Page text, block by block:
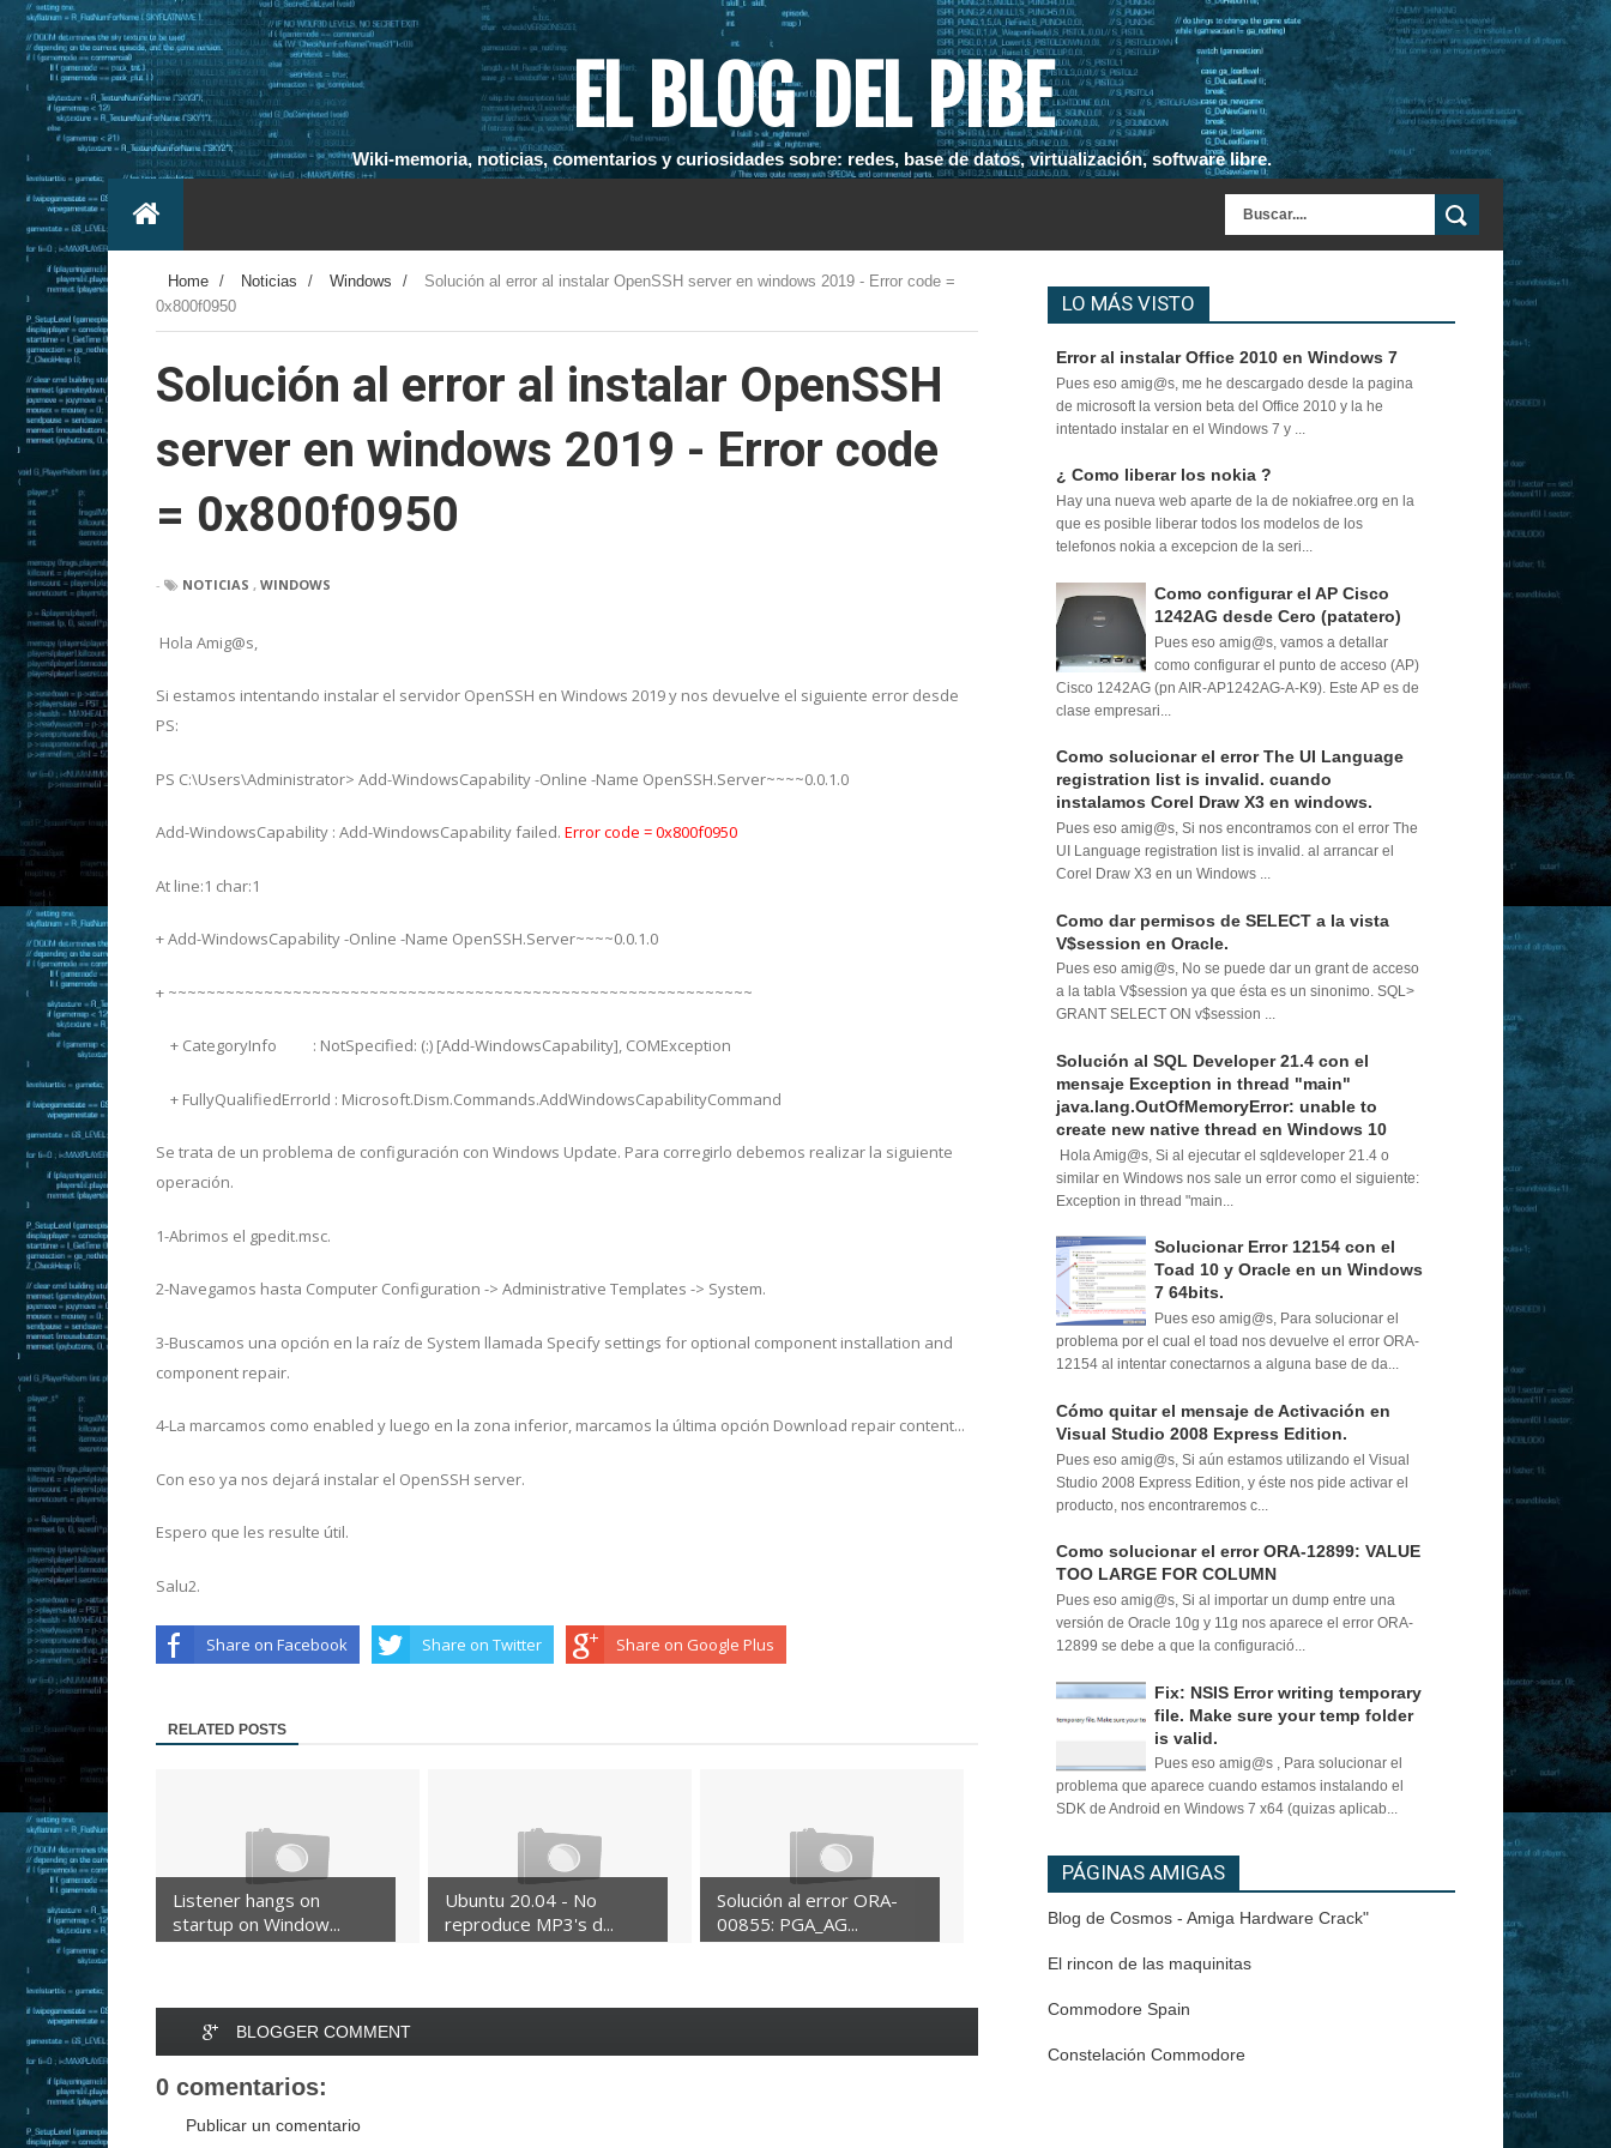
EL BLOG DEL PIBE
Wiki-memoria, noticias, comentarios y curiosidades sobre: redes, base de datos, virtualización, software libre.
Home / Noticias / Windows /
Solución al error al instalar OpenSSH server en windows 2019 - Error code =
0x800f0950
Solución al error al instalar OpenSSH
server en windows 2019 - Error code
= 0x800f0950
- NOTICIAS , WINDOWS
Hola Amig@s,
Si estamos intentando instalar el servidor OpenSSH en Windows 2019 y nos devuelve el siguiente error desde
PS:
PS C:\Users\Administrator> Add-WindowsCapability -Online -Name OpenSSH.Server~~~~0.0.1.0
Add-WindowsCapability : Add-WindowsCapability failed. Error code = 0x800f0950
At line:1 char:1
+ Add-WindowsCapability -Online -Name OpenSSH.Server~~~~0.0.1.0
+ ~~~~~~~~~~~~~~~~~~~~~~~~~~~~~~~~~~~~~~~~~~~~~~~~~~~~~~~~~~~~~
+ CategoryInfo : NotSpecified: (:) [Add-WindowsCapability], COMException
+ FullyQualifiedErrorId : Microsoft.Dism.Commands.AddWindowsCapabilityCommand
Se trata de un problema de configuración con Windows Update. Para corregirlo debemos realizar la siguiente
operación.
1-Abrimos el gpedit.msc.
2-Navegamos hasta Computer Configuration -> Administrative Templates -> System.
3-Buscamos una opción en la raíz de System llamada Specify settings for optional component installation and
component repair.
4-La marcamos como enabled y luego en la zona inferior, marcamos la última opción Download repair content...
Con eso ya nos dejará instalar el OpenSSH server.
Espero que les resulte útil.
Salu2.
Share on Facebook Share on Twitter Share on Google Plus
RELATED POSTS
Listener hangs on
startup on Window...
Ubuntu 20.04 - No
reproduce MP3's d...
Solución al error ORA-
00855: PGA_AG...
BLOGGER COMMENT
0 comentarios:
Publicar un comentario
LO MÁS VISTO
Error al instalar Office 2010 en Windows 7
Pues eso amig@s, me he descargado desde la pagina
de microsoft la version beta del Office 2010 y la he
intentado instalar en el Windows 7 y ...
¿ Como liberar los nokia ?
Hay una nueva web aparte de la de nokiafree.org en la
que es posible liberar todos los modelos de los
telefonos nokia a excepcion de la seri...
Como configurar el AP Cisco
1242AG desde Cero (patatero)
Pues eso amig@s, vamos a detallar
como configurar el punto de acceso (AP)
Cisco 1242AG (pn AIR-AP1242AG-A-K9). Este AP es de
clase empresari...
Como solucionar el error The UI Language
registration list is invalid. cuando
instalamos Corel Draw X3 en windows.
Pues eso amig@s, Si nos encontramos con el error The
UI Language registration list is invalid. al arrancar el
Corel Draw X3 en un Windows ...
Como dar permisos de SELECT a la vista
V$session en Oracle.
Pues eso amig@s, No se puede dar un grant de acceso
a la tabla V$session ya que ésta es un sinonimo. SQL>
GRANT SELECT ON v$session ...
Solución al SQL Developer 21.4 con el
mensaje Exception in thread "main"
java.lang.OutOfMemoryError: unable to
create new native thread en Windows 10
Hola Amig@s, Si al ejecutar el sqldeveloper 21.4 o
similar en Windows nos sale un error como el siguiente:
Exception in thread "main...
Solucionar Error 12154 con el
Toad 10 y Oracle en un Windows
7 64bits.
Pues eso amig@s, Para solucionar el
problema por el cual el toad nos devuelve el error ORA-
12154 al intentar conectarnos a alguna base de da...
Cómo quitar el mensaje de Activación en
Visual Studio 2008 Express Edition.
Pues eso amig@s, Si aún estamos utilizando el Visual
Studio 2008 Express Edition, y éste nos pide activar el
producto, nos encontraremos c...
Como solucionar el error ORA-12899: VALUE
TOO LARGE FOR COLUMN
Pues eso amig@s, Si al importar un dump entre una
versión de Oracle 10g y 11g nos aparece el error ORA-
12899 se debe a que la configuració...
Fix: NSIS Error writing temporary
file. Make sure your temp folder
is valid.
Pues eso amig@s , Para solucionar el
problema que aparece cuando estamos instalando el
SDK de Android en Windows 7 x64 (quizas aplicab...
PÁGINAS AMIGAS
Blog de Cosmos - Amiga Hardware Crack"
El rincon de las maquinitas
Commodore Spain
Constelación Commodore